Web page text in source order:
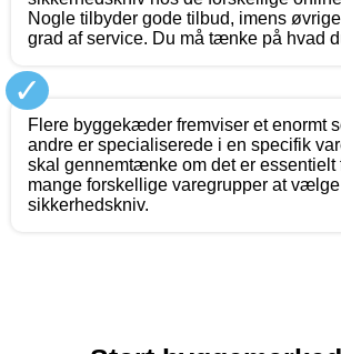
Nogle tilbyder gode tilbud, imens
grad af service. Du må tænke på hvad
✓
Flere byggekæder fremviser et enormt
andre er specialiserede i en specifik
skal gennemtænke om det er essentielt
mange forskellige varegrupper at
sikkerhedskniv.